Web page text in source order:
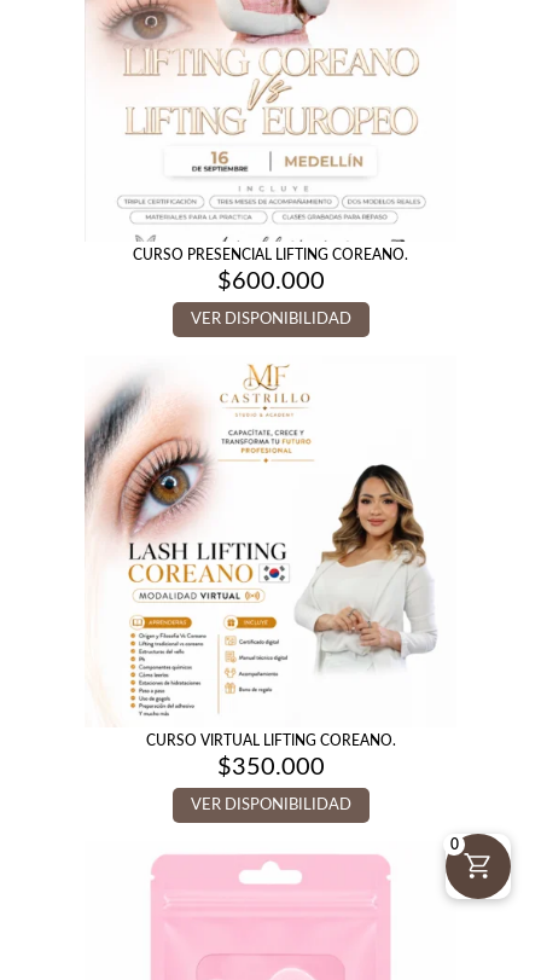
CURSO PRESENCIAL LIFTING COREANO.
$600.000
VER DISPONIBILIDAD
CURSO VIRTUAL LIFTING COREANO.
$350.000
VER DISPONIBILIDAD
0